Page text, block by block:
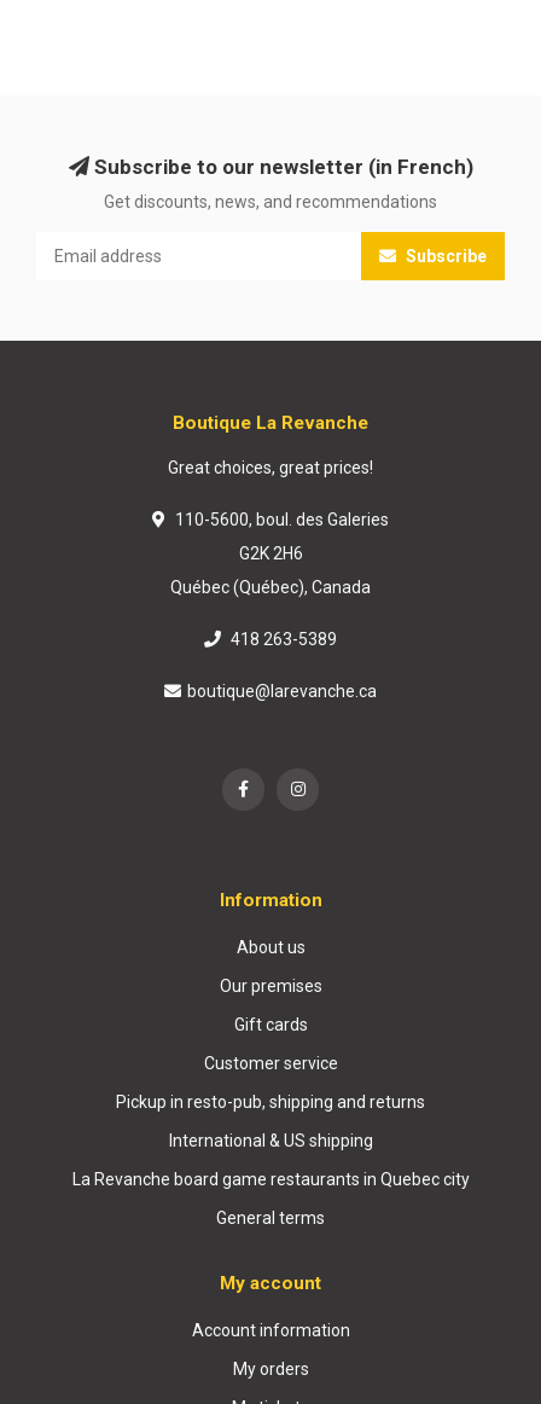
Subscribe to our newsletter (in French)
Get discounts, news, and recommendations
Subscribe
Boutique La Revanche
Great choices, great prices!
110-5600, boul. des Galeries
G2K 2H6
Québec (Québec), Canada
418 263-5389
boutique@larevanche.ca
Information
About us
Our premises
Gift cards
Customer service
Pickup in resto-pub, shipping and returns
International & US shipping
La Revanche board game restaurants in Quebec city
General terms
My account
Account information
My orders